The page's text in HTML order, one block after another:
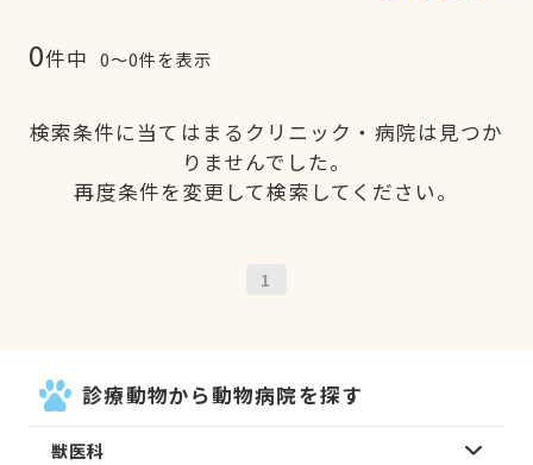
0件中 0〜0件を表示
検索条件に当てはまるクリニック・病院は見つか
りませんでした。
再度条件を変更して検索してください。
1
診療動物から動物病院を探す
獣医科